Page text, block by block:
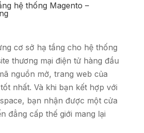
hệ thống Magento –
cơ sở hạ tầng cho hệ thống
thương mại điện tử hàng đầu
nguồn mở, trang web của
nhất. Và khi bạn kết hợp với
bạn nhận được một cửa
đẳng cấp thế giới mang lại